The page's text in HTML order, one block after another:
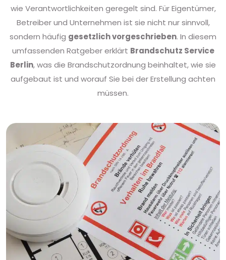
wie Verantwortlichkeiten geregelt sind. Für Eigentümer,
Betreiber und Unternehmen ist sie nicht nur sinnvoll,
sondern häufig gesetzlich vorgeschrieben. In diesem
umfassenden Ratgeber erklärt Brandschutz Service
Berlin, was die Brandschutzordnung beinhaltet, wie sie
aufgebaut ist und worauf Sie bei der Erstellung achten
müssen.